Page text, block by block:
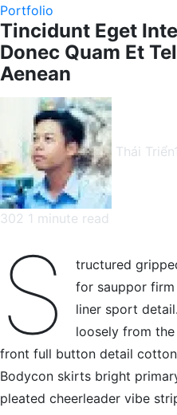
Portfolio
Tincidunt Eget
Donec Quam Et
Aenean
Thái Triển
302 1 minute read
Email
S
tructured
for sauppor
liner sport
loosely from
front full button detail
Bodycon skirts bright
pleated cheerleader vibe